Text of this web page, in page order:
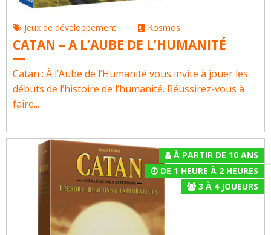
Jeux de développement Kosmos
CATAN – A L’AUBE DE L’HUMANITÉ
Catan : À l’Aube de l’Humanité vous invite à jouer les
débuts de l’histoire de l’humanité. Réussirez-vous à
faire...
À PARTIR DE 10 ANS
DE 1 HEURE À 2 HEURES
3 À 4JOUEURS